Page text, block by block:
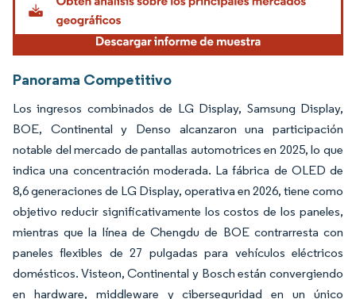
Panorama Competitivo
Los ingresos combinados de LG Display, Samsung Display,
BOE, Continental y Denso alcanzaron una participación
notable del mercado de pantallas automotrices en 2025, lo que
indica una concentración moderada. La fábrica de OLED de
8,6 generaciones de LG Display, operativa en 2026, tiene como
objetivo reducir significativamente los costos de los paneles,
mientras que la línea de Chengdu de BOE contrarresta con
paneles flexibles de 27 pulgadas para vehículos eléctricos
domésticos. Visteon, Continental y Bosch están convergiendo
en hardware, middleware y ciberseguridad en un único